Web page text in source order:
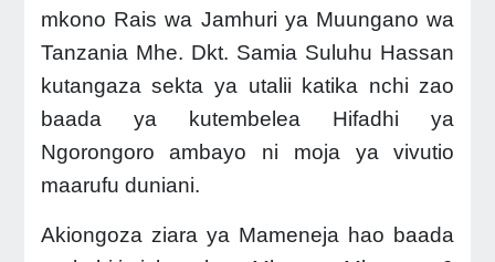
mkono Rais wa Jamhuri ya Muungano wa
Tanzania Mhe. Dkt. Samia Suluhu Hassan
kutangaza sekta ya utalii katika nchi zao
baada ya kutembelea Hifadhi ya
Ngorongoro ambayo ni moja ya vivutio
maarufu duniani.
Akiongoza ziara ya Mameneja hao baada